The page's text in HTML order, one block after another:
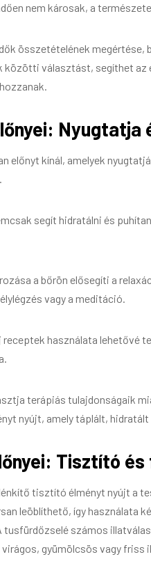
nem károsak, a
összetételének megértése,
választást, segíthet az
Nyugtatja
előnyt kínál, amelyek
segít hidratálni és
a bőrön elősegíti a
vagy a meditáció.
receptek használata lehetővé
terápiás tulajdonságaik
nyújt, amely táplált,
Tisztító
tisztító élményt nyújt a
leöblíthető, így használata
tusfürdőzselé számos
gyümölcsös vagy